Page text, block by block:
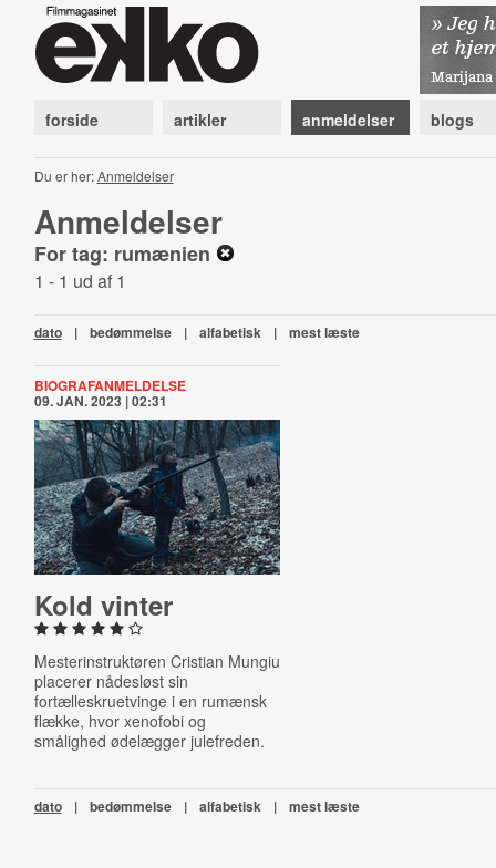
forside artikler anmeldelser blogs
Du er her:Anmeldelser
Anmeldelser
For tag: rumænien
1 - 1 ud af 1
dato | bedømmelse | alfabetisk | mest læste
BIOGRAFANMELDELSE
09. JAN. 2023 | 02:31
Kold vinter
Mesterinstruktøren Cristian Mungiu
placerer nådesløst sin
fortælleskruetvinge i en rumænsk
flække, hvor xenofobi og
smålighed ødelægger julefreden.
dato | bedømmelse | alfabetisk | mest læste